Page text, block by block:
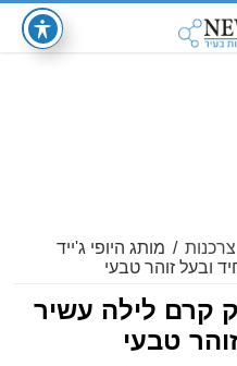
צרכנות / מותג היופי ג'ייד
ובעל זוהר טבעי
קרם לילה עשיר
טבעי